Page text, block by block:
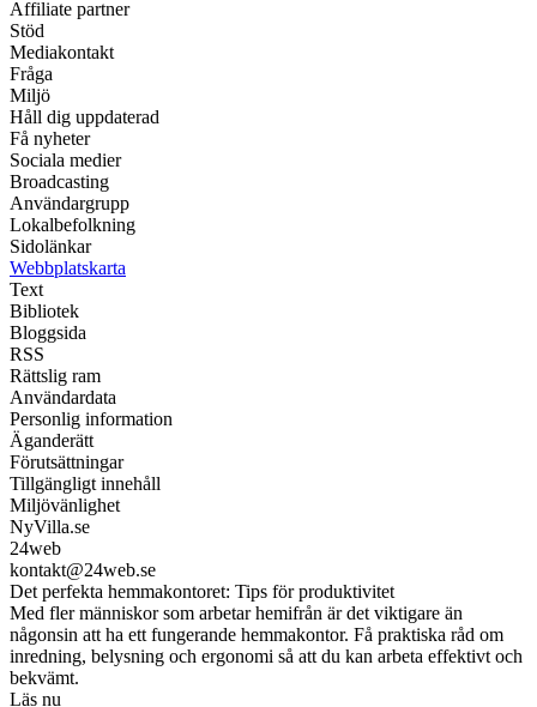
Affiliate partner
Stöd
Mediakontakt
Fråga
Miljö
Håll dig uppdaterad
Få nyheter
Sociala medier
Broadcasting
Användargrupp
Lokalbefolkning
Sidolänkar
Webbplatskarta
Text
Bibliotek
Bloggsida
RSS
Rättslig ram
Användardata
Personlig information
Äganderätt
Förutsättningar
Tillgängligt innehåll
Miljövänlighet
NyVilla.se
24web
kontakt@24web.se
Det perfekta hemmakontoret: Tips för produktivitet
Med fler människor som arbetar hemifrån är det viktigare än
någonsin att ha ett fungerande hemmakontor. Få praktiska råd om
inredning, belysning och ergonomi så att du kan arbeta effektivt och
bekvämt.
Läs nu